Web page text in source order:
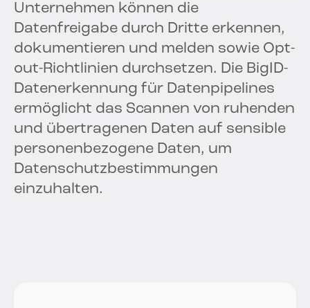
Unternehmen können die
Datenfreigabe durch Dritte erkennen,
dokumentieren und melden sowie Opt-
out-Richtlinien durchsetzen. Die BigID-
Datenerkennung für Datenpipelines
ermöglicht das Scannen von ruhenden
und übertragenen Daten auf sensible
personenbezogene Daten, um
Datenschutzbestimmungen
einzuhalten.